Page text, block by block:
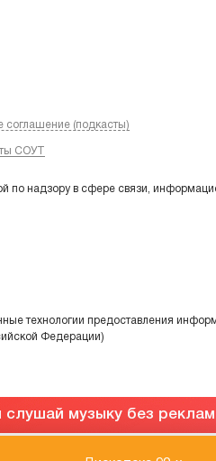
соглашение (подкасты)
СОУТ
надзору в сфере связи,
технологии предоставления
Федерации)
музыку без